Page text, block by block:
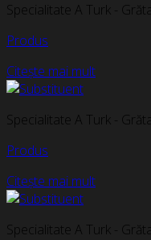
Specialitate A Turk -
Produs
Citește mai mult
Specialitate A Turk -
Produs
Citește mai mult
Specialitate A Turk -